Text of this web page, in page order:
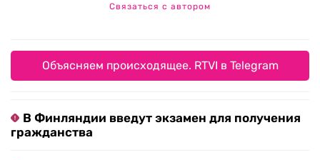
Связаться с автором
Объясняем происходящее. RTVI в Telegram
В Финляндии введут экзамен для получения
гражданства